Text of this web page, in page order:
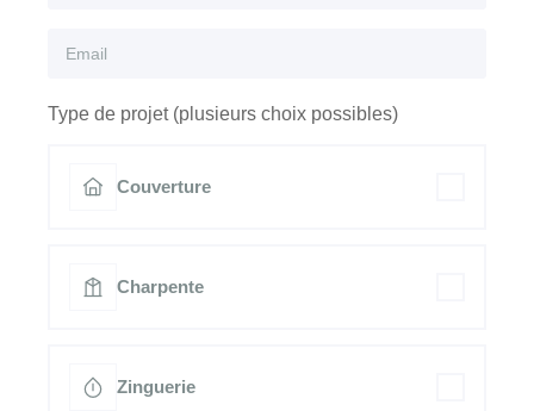
Type de projet (plusieurs choix possibles)
Couverture
Charpente
Zinguerie